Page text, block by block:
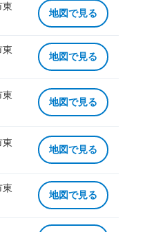
東
地図で見る
東
地図で見る
東
地図で見る
東
地図で見る
東
地図で見る